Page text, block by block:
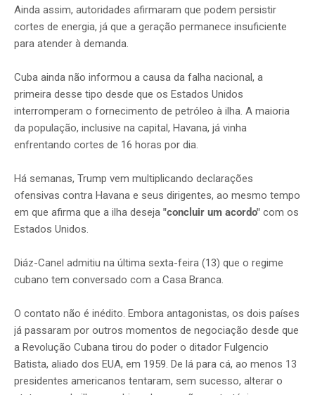
Ainda assim, autoridades afirmaram que podem persistir
cortes de energia, já que a geração permanece insuficiente
para atender à demanda.
Cuba ainda não informou a causa da falha nacional, a
primeira desse tipo desde que os Estados Unidos
interromperam o fornecimento de petróleo à ilha. A maioria
da população, inclusive na capital, Havana, já vinha
enfrentando cortes de 16 horas por dia.
Há semanas, Trump vem multiplicando declarações
ofensivas contra Havana e seus dirigentes, ao mesmo tempo
em que afirma que a ilha deseja "concluir um acordo" com os
Estados Unidos.
Diáz-Canel admitiu na última sexta-feira (13) que o regime
cubano tem conversado com a Casa Branca.
O contato não é inédito. Embora antagonistas, os dois países
já passaram por outros momentos de negociação desde que
a Revolução Cubana tirou do poder o ditador Fulgencio
Batista, aliado dos EUA, em 1959. De lá para cá, ao menos 13
presidentes americanos tentaram, sem sucesso, alterar o